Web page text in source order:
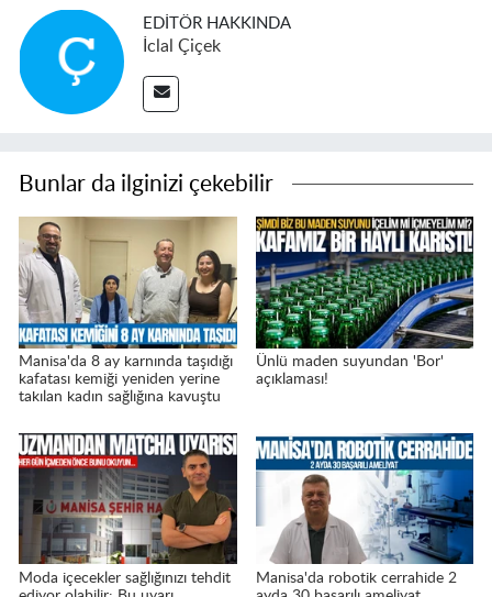
EDITÖR HAKKINDA
İclal Çiçek
Bunlar da ilginizi çekebilir
Manisa'da 8 ay karnında taşıdığı
kafatası kemiği yeniden yerine
takılan kadın sağlığına kavuştu
Ünlü maden suyundan 'Bor'
açıklaması!
Moda içecekler sağlığınızı tehdit
Manisa'da robotik cerrahide 2